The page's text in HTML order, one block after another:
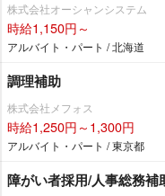
株式会社オーシャンシステム
時給1,150円～
アルバイト・パート / 北海道
調理補助
株式会社メフォス
時給1,250円～1,300円
アルバイト・パート / 東京都
障がい者採用/人事総務補